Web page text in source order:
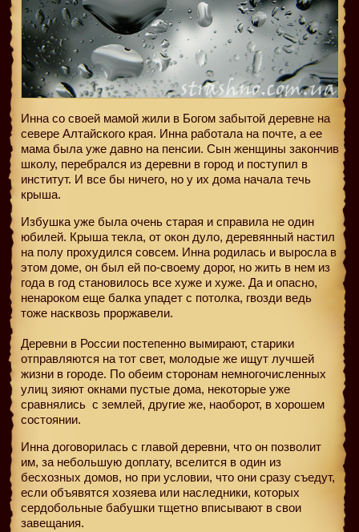
Инна со своей мамой жили в Богом забытой деревне на
севере Алтайского края. Инна работала на почте, а ее
мама была уже давно на пенсии. Сын женщины закончив
школу, перебрался из деревни в город и поступил в
институт. И все бы ничего, но у их дома начала течь
крыша.
Избушка уже была очень старая и справила не один
юбилей. Крыша текла, от окон дуло, деревянный настил
на полу прохудился совсем. Инна родилась и выросла в
этом доме, он был ей по-своему дорог, но жить в нем из
года в год становилось все хуже и хуже. Да и опасно,
ненароком еще балка упадет с потолка, гвозди ведь
тоже насквозь проржавели.
Деревни в России постепенно вымирают, старики
отправляются на тот свет, молодые же ищут лучшей
жизни в городе. По обеим сторонам немногочисленных
улиц зияют окнами пустые дома, некоторые уже
сравнялись с землей, другие же, наоборот, в хорошем
состоянии.
Инна договорилась с главой деревни, что он позволит
им, за небольшую доплату, вселится в один из
бесхозных домов, но при условии, что они сразу съедут,
если объявятся хозяева или наследники, которых
сердобольные бабушки тщетно вписывают в свои
завещания.